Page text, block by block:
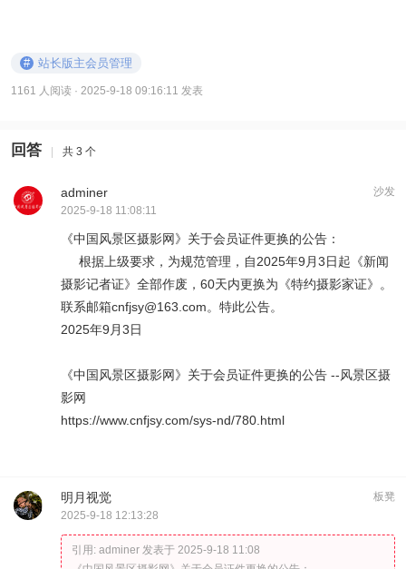
# 站长版主会员管理
1161 人阅读 · 2025-9-18 09:16:11 发表
回答 | 共 3 个
沙发
adminer
2025-9-18 11:08:11
《中国风景区摄影网》关于会员证件更换的公告：
根据上级要求，为规范管理，自2025年9月3日起《新闻
摄影记者证》全部作废，60天内更换为《特约摄影家证》。
联系邮箱cnfjsy@163.com。特此公告。
2025年9月3日
《中国风景区摄影网》关于会员证件更换的公告 --风景区摄
影网
https://www.cnfjsy.com/sys-nd/780.html
板凳
明月视觉
2025-9-18 12:13:28
引用: adminer 发表于 2025-9-18 11:08